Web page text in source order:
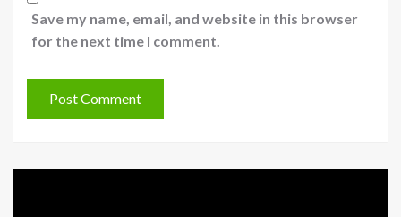
Save my name, email, and website in this browser
for the next time I comment.